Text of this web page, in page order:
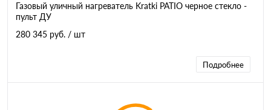
Газовый уличный нагреватель Kratki PATIO черное стекло -
пульт ДУ
280 345 руб. / шт
Подробнее